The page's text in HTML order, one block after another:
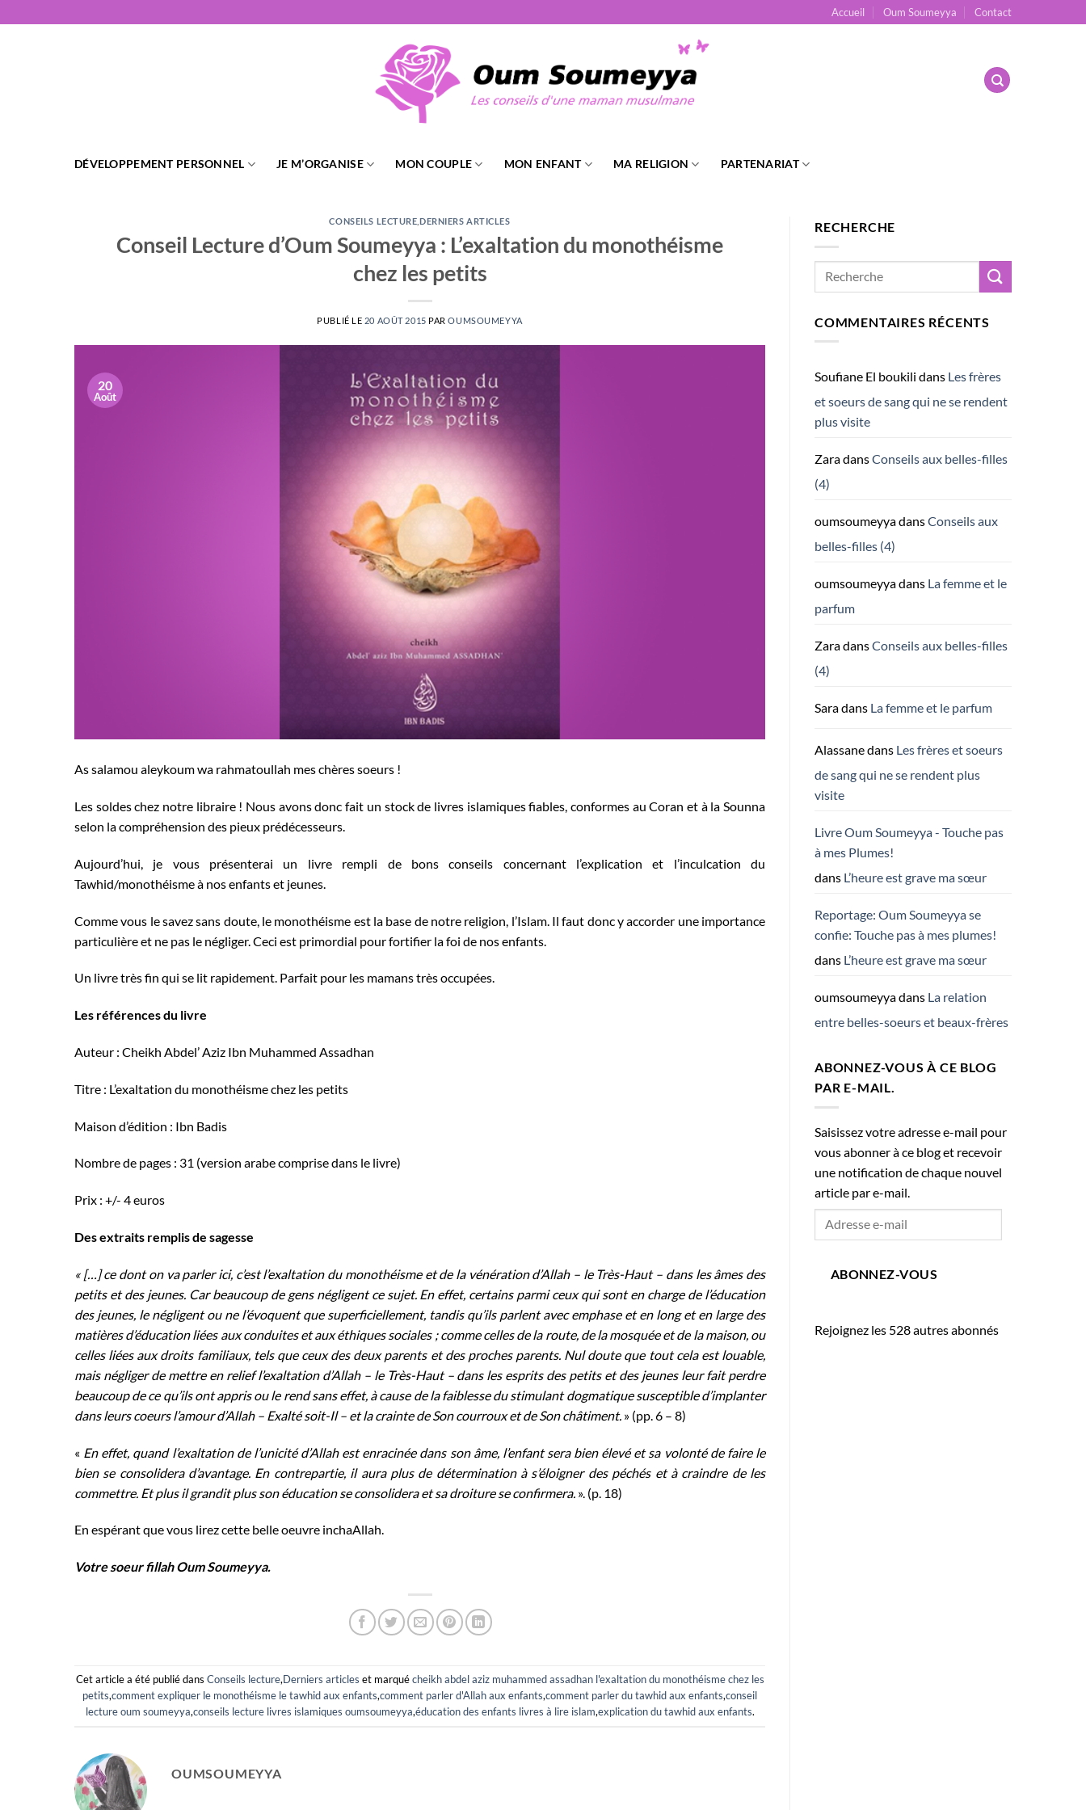
au
Accueil Oum Soumeyya Contact
DÉVELOPPEMENT PERSONNEL JE M’ORGANISE MON COUPLE MON ENFANT MA RELIGION PARTENARIAT
CONSEILS LECTURE DERNIERS ARTICLES
Conseil Lecture d’Oum Soumeyya : L’exaltation du monothéisme
chez les petits
PUBLIÉ LE 20 AOÛT 2015 PAROUMSOUMEYYA
20
Août
As salamou aleykoum wa rahmatoullah mes chères soeurs !
Les soldes chez notre libraire ! Nous avons donc fait un stock de livres islamiques fiables, conformes au Coran et à la Sounna
selon la compréhension des pieux prédécesseurs.
Aujourd’hui, je vous présenterai un livre rempli de bons conseils concernant l’explication et l’inculcation du
Tawhid/monothéisme à nos enfants et jeunes.
Comme vous le savez sans doute, le monothéisme est la base de notre religion, l’Islam. Il faut donc y accorder une importance
particulière et ne pas le négliger. Ceci est primordial pour fortifier la foi de nos enfants.
Un livre très fin qui se lit rapidement. Parfait pour les mamans très occupées.
Les références du livre
Auteur : Cheikh Abdel’ Aziz Ibn Muhammed Assadhan
Titre : L’exaltation du monothéisme chez les petits
Maison d’édition : Ibn Badis
Nombre de pages : 31 (version arabe comprise dans le livre)
Prix : +/- 4 euros
Des extraits remplis de sagesse
« […] ce dont on va parler ici, c’est l’exaltation du monothéisme et de la vénération d’Allah – le Très-Haut – dans les âmes des
petits et des jeunes. Car beaucoup de gens négligent ce sujet. En effet, certains parmi ceux qui sont en charge de l’éducation
des jeunes, le négligent ou ne l’évoquent que superficiellement, tandis qu’ils parlent avec emphase et en long et en large des
matières d’éducation liées aux conduites et aux éthiques sociales ; comme celles de la route, de la mosquée et de la maison, ou
celles liées aux droits familiaux, tels que ceux des deux parents et des proches parents. Nul doute que tout cela est louable,
mais négliger de mettre en relief l’exaltation d’Allah – le Très-Haut – dans les esprits des petits et des jeunes leur fait perdre
beaucoup de ce qu’ils ont appris ou le rend sans effet, à cause de la faiblesse du stimulant dogmatique susceptible d’implanter
dans leurs coeurs l’amour d’Allah – Exalté soit-Il – et la crainte de Son courroux et de Son châtiment. » (pp. 6 – 8)
« En effet, quand l’exaltation de l’unicité d’Allah est enracinée dans son âme, l’enfant sera bien élevé et sa volonté de faire le
bien se consolidera d’avantage. En contrepartie, il aura plus de détermination à s’éloigner des péchés et à craindre de les
commettre. Et plus il grandit plus son éducation se consolidera et sa droiture se confirmera. ». (p. 18)
En espérant que vous lirez cette belle oeuvre inchaAllah.
Votre soeur fillah Oum Soumeyya.
Cet article a été publié dans Conseils lecture,Derniers articles et marquécheikh abdel aziz muhammed assadhan l'exaltation du monothéisme chez les
petits,comment expliquer le monothéisme le tawhid aux enfants,comment parler d'Allah aux enfants,comment parler du tawhid aux enfants,conseil
lecture oum soumeyya,conseils lecture livres islamiques oumsoumeyya,éducation des enfants livres à lire islam,explication du tawhid aux enfants.
OUMSOUMEYYA
RECHERCHE
COMMENTAIRES RÉCENTS
Soufiane El boukili dans Les frères
et soeurs de sang qui ne se rendent
plus visite
ZaradansConseils aux belles-filles
(4)
oumsoumeyyadansConseils aux
belles-filles (4)
oumsoumeyyadans La femme et le
parfum
ZaradansConseils aux belles-filles
(4)
Saradans La femme et le parfum
Alassanedans Les frères et soeurs
de sang qui ne se rendent plus
visite
Livre Oum Soumeyya - Touche pas
à mes Plumes!
dans L’heure est grave ma sœur
Reportage: Oum Soumeyya se
confie: Touche pas à mes plumes!
dans L’heure est grave ma sœur
oumsoumeyyadans La relation
entre belles-soeurs et beaux-frères
ABONNEZ-VOUS À CE BLOG
PAR E-MAIL.
Saisissez votre adresse e-mail pour
vous abonner à ce blog et recevoir
une notification de chaque nouvel
article par e-mail.
Adresse
ABONNEZ-VOUS
Rejoignez les 528 autres abonnés